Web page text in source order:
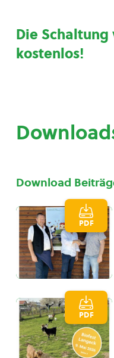
Die
kostenlos!
Download
PDF
PDF